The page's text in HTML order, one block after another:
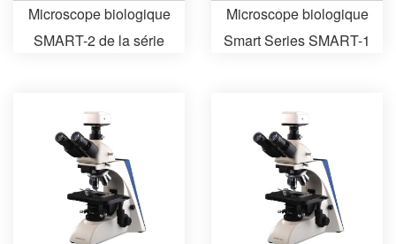
Microscope biologique
SMART-2 de la série
Microscope biologique
Smart Series SMART-1